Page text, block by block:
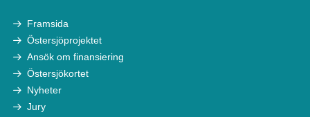
Framsida
Östersjöprojektet
Ansök om finansiering
Östersjökortet
Nyheter
Jury